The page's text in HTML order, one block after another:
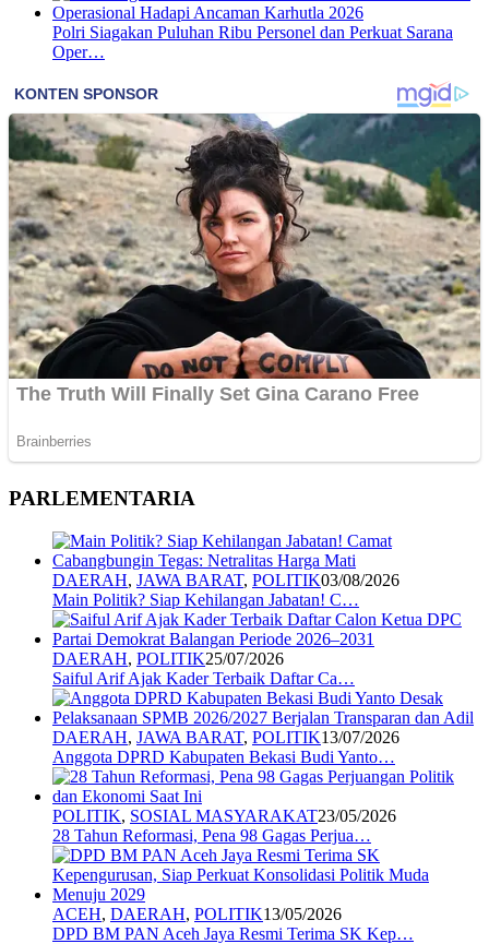
Polri Siagakan Puluhan Ribu Personel dan Perkuat Sarana
Oper…
PARLEMENTARIA
DAERAH, JAWA BARAT, POLITIK03/08/2026
Main Politik? Siap Kehilangan Jabatan! C…
DAERAH, POLITIK25/07/2026
Saiful Arif Ajak Kader Terbaik Daftar Ca…
DAERAH, JAWA BARAT, POLITIK13/07/2026
Anggota DPRD Kabupaten Bekasi Budi Yanto…
POLITIK, SOSIAL MASYARAKAT23/05/2026
28 Tahun Reformasi, Pena 98 Gagas Perjua…
ACEH, DAERAH, POLITIK13/05/2026
DPD BM PAN Aceh Jaya Resmi Terima SK Kep…